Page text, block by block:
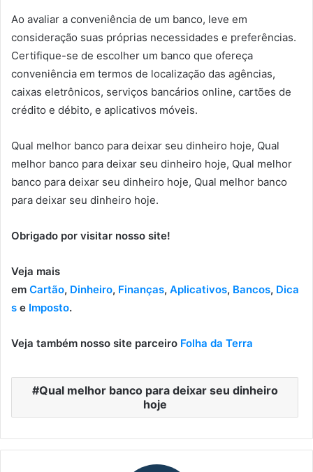
Ao avaliar a conveniência de um banco, leve em
consideração suas próprias necessidades e preferências.
Certifique-se de escolher um banco que ofereça
conveniência em termos de localização das agências,
caixas eletrônicos, serviços bancários online, cartões de
crédito e débito, e aplicativos móveis.
Qual melhor banco para deixar seu dinheiro hoje, Qual
melhor banco para deixar seu dinheiro hoje, Qual melhor
banco para deixar seu dinheiro hoje, Qual melhor banco
para deixar seu dinheiro hoje.
Obrigado por visitar nosso site!
Veja mais
em Cartão, Dinheiro, Finanças, Aplicativos, Bancos, Dica
s e Imposto.
Veja também nosso site parceiro Folha da Terra
Qual melhor banco para deixar seu dinheiro
hoje